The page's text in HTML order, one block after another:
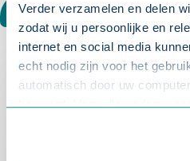
Verder verzamelen en delen
zodat wij u persoonlijke en
internet en social media
echt nodig zijn voor het
automatisch door uw
bewaard. Voor alle andere
aanpassen. Met uw
WERKGEVER